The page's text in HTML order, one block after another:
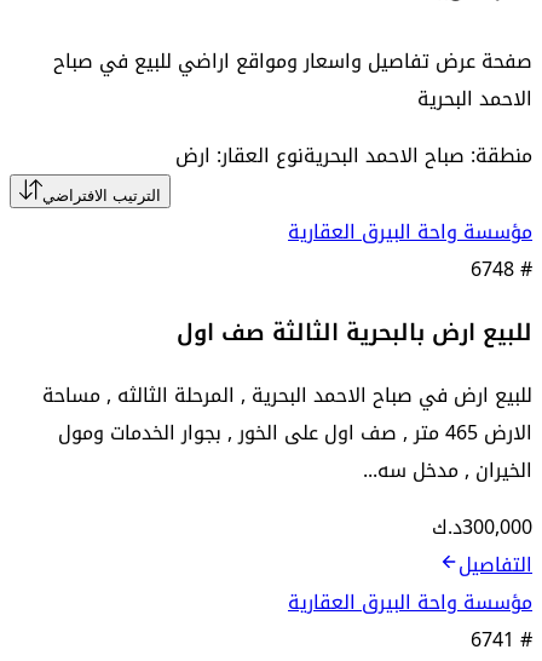
صفحة عرض تفاصيل واسعار ومواقع اراضي للبيع في صباح
الاحمد البحرية
منطقة: صباح الاحمد البحريةنوع العقار: ارض
الترتيب الافتراضي
مؤسسة واحة البيرق العقارية
6748#
للبيع ارض بالبحرية الثالثة صف اول
للبيع ارض في صباح الاحمد البحرية , المرحلة الثالثه , مساحة
الارض 465 متر , صف اول على الخور , بجوار الخدمات ومول
الخيران , مدخل سه...
300,000د.ك
التفاصيل
مؤسسة واحة البيرق العقارية
6741 #